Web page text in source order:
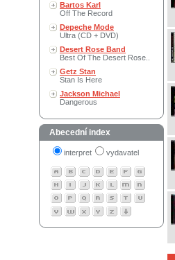
Bartos Karl
Off The Record
Depeche Mode
Ultra (CD + DVD)
Desert Rose Band
Best Of The Desert Rose..
Getz Stan
Stan Is Here
Jackson Michael
Dangerous
Abecední index
interpret vydavatel